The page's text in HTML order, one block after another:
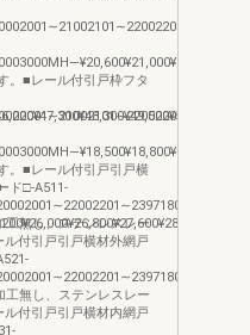
規)※L
■レール付引戸枠フタ
規)※L
。■レール付引戸引戸横
ド□-A511-
工無し、ステンレスレー
付引戸引戸横材外網戸
工無し、ステンレスレー
付引戸引戸横材内網戸